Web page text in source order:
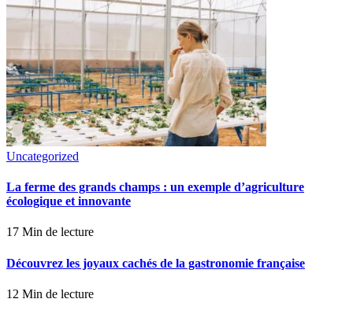
Uncategorized
La ferme des grands champs : un exemple d’agriculture
écologique et innovante
17 Min de lecture
Découvrez les joyaux cachés de la gastronomie française
12 Min de lecture